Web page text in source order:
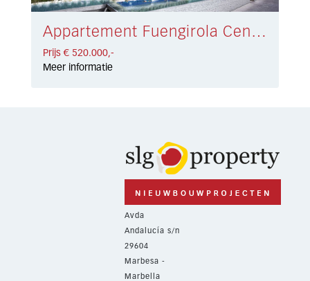
Appartement Fuengirola Centro € 520.000,-
Prijs € 520.000,-
Meer informatie
Avda
Andalucía s/n
29604
Marbesa -
Marbella